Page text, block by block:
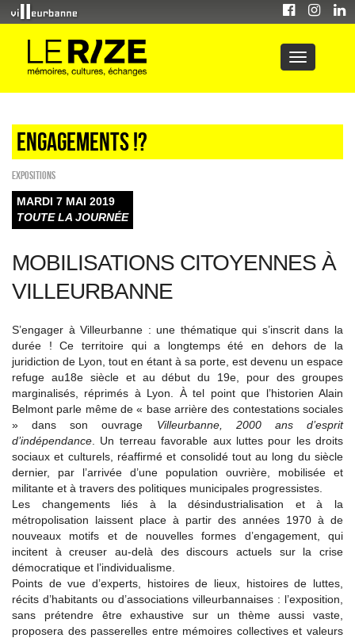
Engagements !?
EXPOSITIONS
MARDI 7 MAI 2019
TOUTE LA JOURNÉE
MOBILISATIONS CITOYENNES À
VILLEURBANNE
S’engager à Villeurbanne : une thématique qui s’inscrit dans la
durée ! Ce territoire qui a longtemps été en dehors de la
juridiction de Lyon, tout en étant à sa porte, est devenu un espace
refuge au18e siècle et au début du 19e, pour des groupes
marginalisés, réprimés à Lyon. À tel point que l’historien Alain
Belmont parle même de « base arrière des contestations sociales
» dans son ouvrage Villeurbanne, 2000 ans d’esprit
d’indépendance . Un terreau favorable aux luttes pour les droits
sociaux et culturels, réaffirmé et consolidé tout au long du siècle
dernier, par l’arrivée d’une population ouvrière, mobilisée et
militante et à travers des politiques municipales progressistes.
Les changements liés à la désindustrialisation et à la
métropolisation laissent place à partir des années 1970 à de
nouveaux motifs et de nouvelles formes d’engagement, qui
incitent à creuser au-delà des discours actuels sur la crise
démocratique et l’individualisme.
Points de vue d’experts, histoires de lieux, histoires de luttes,
récits d’habitants ou d’associations villeurbannaises : l’exposition,
sans prétendre être exhaustive sur un thème aussi vaste,
proposera des passerelles entre mémoires collectives et valeurs